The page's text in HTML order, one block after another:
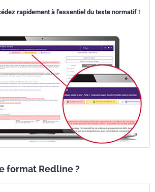
rapidement à l’essentiel du texte normatif !
format Redline ?